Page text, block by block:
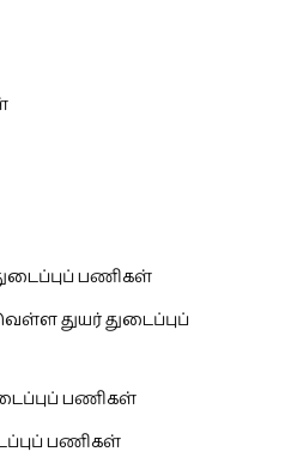
பணிகள்
துயர் துடைப்புப்
பணிகள்
பணிகள்